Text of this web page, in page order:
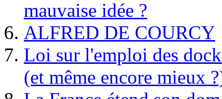
mauvaise idée ?
ALFRED DE COURCY
Loi sur l'emploi des
(et même encore mieux